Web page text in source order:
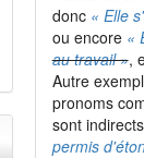
donc « Elle
ou encore «
au travail »,
Autre
pronoms
sont
permis